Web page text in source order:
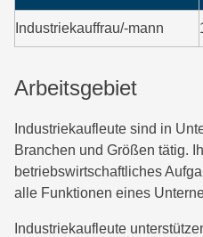
Industriekauffrau/-mann
Arbeitsgebiet
Industriekaufleute sind in
Branchen und Größen tätig.
betriebswirtschaftliches
alle Funktionen eines
Industriekaufleute